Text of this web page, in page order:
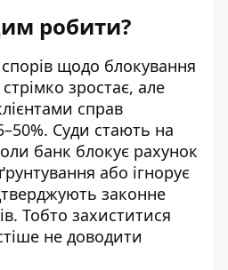
робити?
спорів щодо блокування
стрімко зростає, але
справ
Суди стають на
банк блокує рахунок
або ігнорує
законне
Тобто захиститися
не доводити